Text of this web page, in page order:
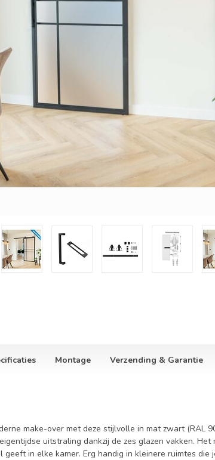
Montage Verzending & Garantie
make-over met deze stijlvolle in mat zwart (RAL
uitstraling dankzij de zes glazen vakken.
in elke kamer. Erg handig in kleinere ruimtes